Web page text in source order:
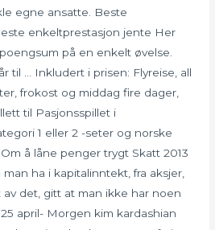
egne ansatte. Beste
enkeltprestasjon jente Her
på en enkelt øvelse.
til … Inkludert i prisen: Flyreise, all
frokost og middag fire dager,
til Pasjonsspillet i
1 eller 2 -seter og norske
å låne penger trygt Skatt 2013
ha i kapitalinntekt, fra aksjer,
det, gitt at man ikke har noen
april- Morgen kim kardashian